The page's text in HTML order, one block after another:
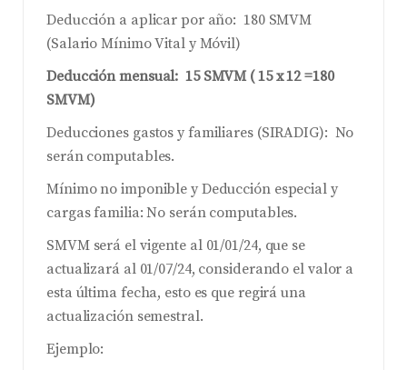
Deducción a aplicar por año: 180 SMVM
(Salario Mínimo Vital y Móvil)
Deducción mensual: 15 SMVM ( 15 x 12 =180
SMVM)
Deducciones gastos y familiares (SIRADIG): No
serán computables.
Mínimo no imponible y Deducción especial y
cargas familia: No serán computables.
SMVM será el vigente al 01/01/24, que se
actualizará al 01/07/24, considerando el valor a
esta última fecha, esto es que regirá una
actualización semestral.
Ejemplo: